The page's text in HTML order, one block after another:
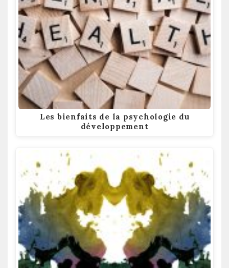
Les bienfaits de la psychologie du
développement